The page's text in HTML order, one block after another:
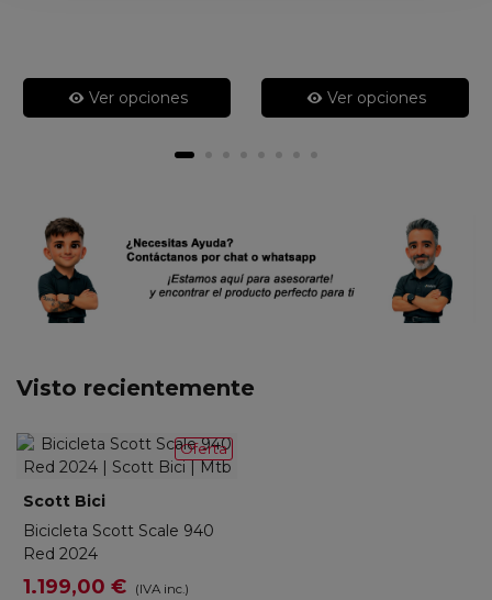
Ver opciones Ver opciones
Visto recientemente
Oferta
Scott Bici
Bicicleta Scott Scale 940
Red 2024
1.199,00 € (IVA inc.)